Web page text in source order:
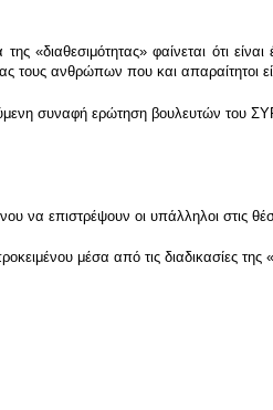
«διαθεσιμότητας» φαίνεται ότι
τους ανθρώπων που και απαραίτητοι
συναφή ερώτηση βουλευτών του
να επιστρέψουν οι υπάλληλοι στις
μέσα από τις διαδικασίες